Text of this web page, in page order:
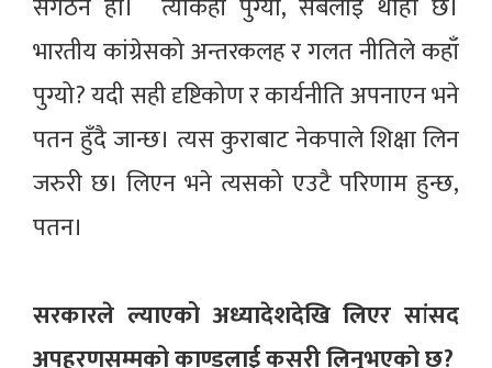
भारतीय कांग्रेसको अन्तरकलह र गलत नीतिले कहाँ
पुग्यो? यदी सही दृष्टिकोण र कार्यनीति अपनाएन भने
पतन हुँदै जान्छ। त्यस कुराबाट नेकपाले शिक्षा लिन
जरुरी छ। लिएन भने त्यसको एउटै परिणाम हुन्छ,
पतन।
सरकारले ल्याएको अध्यादेशदेखि लिएर सांसद
अपहरणसम्मको काण्डलाई कसरी लिनुभएको छ?